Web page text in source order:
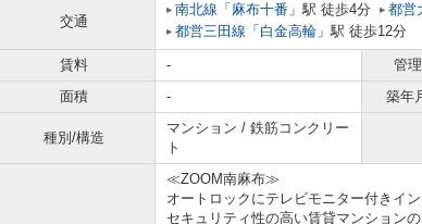
交通
南北線 「 麻布十番 」駅 徒歩4分 都営
都営三田線 「 白金高輪 」駅 徒歩12分
賃料 - 管
面積
- 築年
種別/構造
マンション / 鉄筋コンクリー
ト
≪ZOOM南麻布≫
オートロックにテレビモニター付きイン
セキュリティ性の高い賃貸マンションの